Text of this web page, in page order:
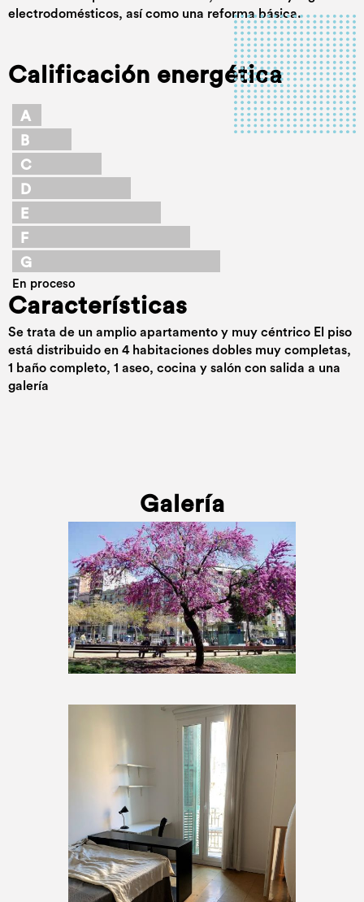
electrodomésticos, así como una reforma básica.
Calificación energética
A
B
C
D
E
F
G
En proceso
Características
Se trata de un amplio apartamento y muy céntrico El piso
está distribuido en 4 habitaciones dobles muy completas,
1 baño completo, 1 aseo, cocina y salón con salida a una
galería
Galería